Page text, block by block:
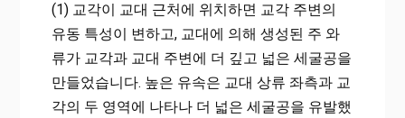
(1) 교각이 교대 근처에 위치하면 교각 주변의
유동 특성이 변하고, 교대에 의해 생성된 주 와
류가 교각과 교대 주변에 더 깊고 넓은 세굴공을
만들었습니다. 높은 유속은 교대 상류 좌측과 교
각의 두 영역에 나타나 더 넓은 세굴공을 유발했